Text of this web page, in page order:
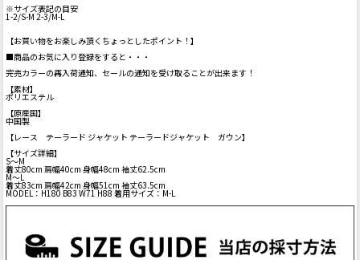
※サイズ表記の目安
1-2/S-M 2-3/M-L
【お買い物をお楽しみ頂くちょっとしたポイント！】
■商品のお気に入り登録をすると・・・
完売カラーの再入荷通知、セールの通知を受け取ることが出来ます！
【素材】
ポリエステル
【原産国】
中国製
【レース テーラード ジャケット テーラードジャケット ガウン】
【サイズ詳細】
S～M
着丈80cm 肩幅40cm 身幅48cm 袖丈62.5cm
M～L
着丈83cm 肩幅42cm 身幅51cm 袖丈63.5cm
MODEL：H180 B83 W71 H88 着用サイズ：M-L